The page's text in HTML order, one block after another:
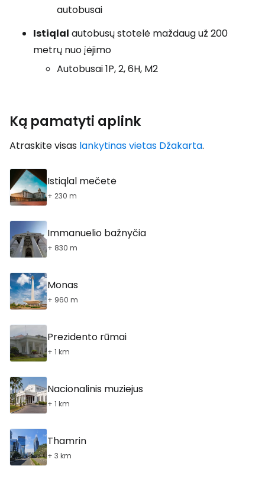
autobusai
Istiqlal autobusų stotelė maždaug už 200
metrų nuo įėjimo
Autobusai 1P, 2, 6H, M2
Ką pamatyti aplink
Atraskite visas lankytinas vietas Džakarta.
Istiqlal mečetė
+ 230 m
Immanuelio bažnyčia
+ 830 m
Monas
+ 960 m
Prezidento rūmai
+ 1 km
Nacionalinis muziejus
+ 1 km
Thamrin
+ 3 km